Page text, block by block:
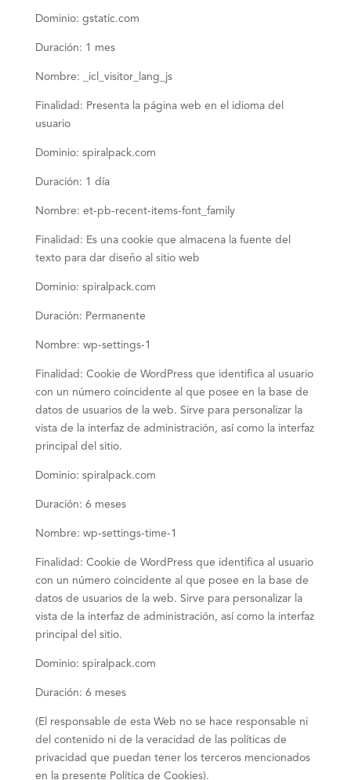
Dominio: gstatic.com
Duración: 1 mes
Nombre: _icl_visitor_lang_js
Finalidad: Presenta la página web en el idioma del
usuario
Dominio: spiralpack.com
Duración: 1 día
Nombre: et-pb-recent-items-font_family
Finalidad: Es una cookie que almacena la fuente del
texto para dar diseño al sitio web
Dominio: spiralpack.com
Duración: Permanente
Nombre: wp-settings-1
Finalidad: Cookie de WordPress que identifica al usuario
con un número coincidente al que posee en la base de
datos de usuarios de la web. Sirve para personalizar la
vista de la interfaz de administración, así como la interfaz
principal del sitio.
Dominio: spiralpack.com
Duración: 6 meses
Nombre: wp-settings-time-1
Finalidad: Cookie de WordPress que identifica al usuario
con un número coincidente al que posee en la base de
datos de usuarios de la web. Sirve para personalizar la
vista de la interfaz de administración, así como la interfaz
principal del sitio.
Dominio: spiralpack.com
Duración: 6 meses
(El responsable de esta Web no se hace responsable ni
del contenido ni de la veracidad de las políticas de
privacidad que puedan tener los terceros mencionados
en la presente Política de Cookies).